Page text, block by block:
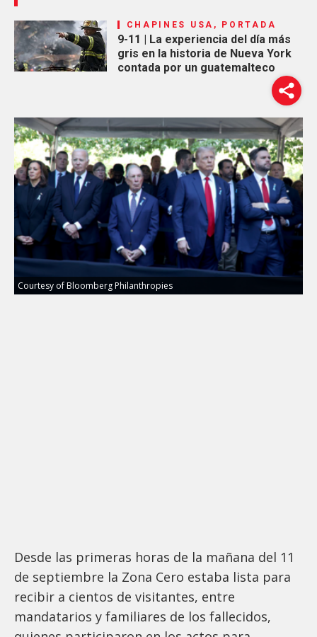
CHAPINES USA, PORTADA
9-11 | La experiencia del día más
gris en la historia de Nueva York
contada por un guatemalteco
Courtesy of Bloomberg Philanthropies
Desde las primeras horas de la mañana del 11
de septiembre la Zona Cero estaba lista para
recibir a cientos de visitantes, entre
mandatarios y familiares de los fallecidos,